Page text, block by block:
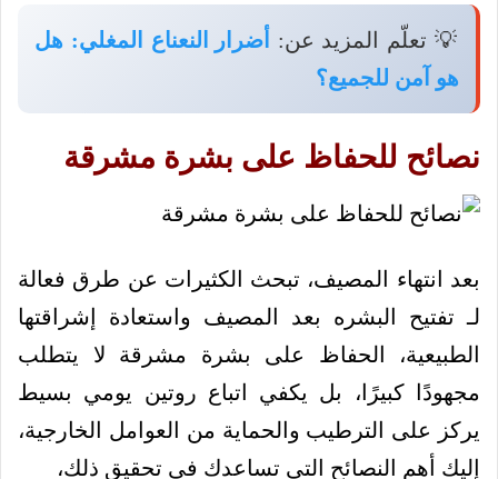
💡 تعلّم المزيد عن:
أضرار النعناع المغلي: هل
هو آمن للجميع؟
نصائح للحفاظ على بشرة مشرقة
بعد انتهاء المصيف، تبحث الكثيرات عن طرق فعالة
لـ تفتيح البشره بعد المصيف واستعادة إشراقتها
الطبيعية، الحفاظ على بشرة مشرقة لا يتطلب
مجهودًا كبيرًا، بل يكفي اتباع روتين يومي بسيط
يركز على الترطيب والحماية من العوامل الخارجية،
إليك أهم النصائح التي تساعدك في تحقيق ذلك،